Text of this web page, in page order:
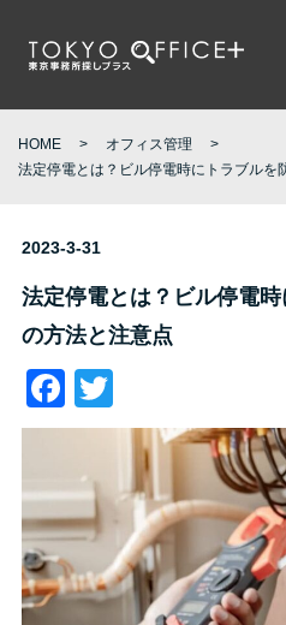
HOME
オフィス管理
法定停電とは？ビル停電時にトラブルを
2023-3-31
法定停電とは？ビル停電
の方法と注意点
Facebook